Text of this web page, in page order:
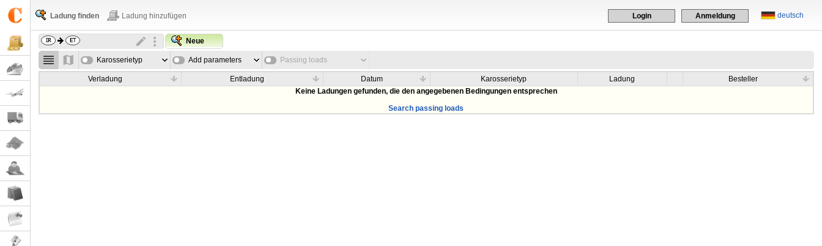
deutsch
Login Anmeldung
Ladung finden Ladung hinzufügen
Neue
Karosserietyp Add parameters Passing loads
Verladung Entladung Datum Karosserietyp Ladung
Besteller
Keine Ladungen gefunden, die den angegebenen Bedingungen entsprechen
Search passing loads